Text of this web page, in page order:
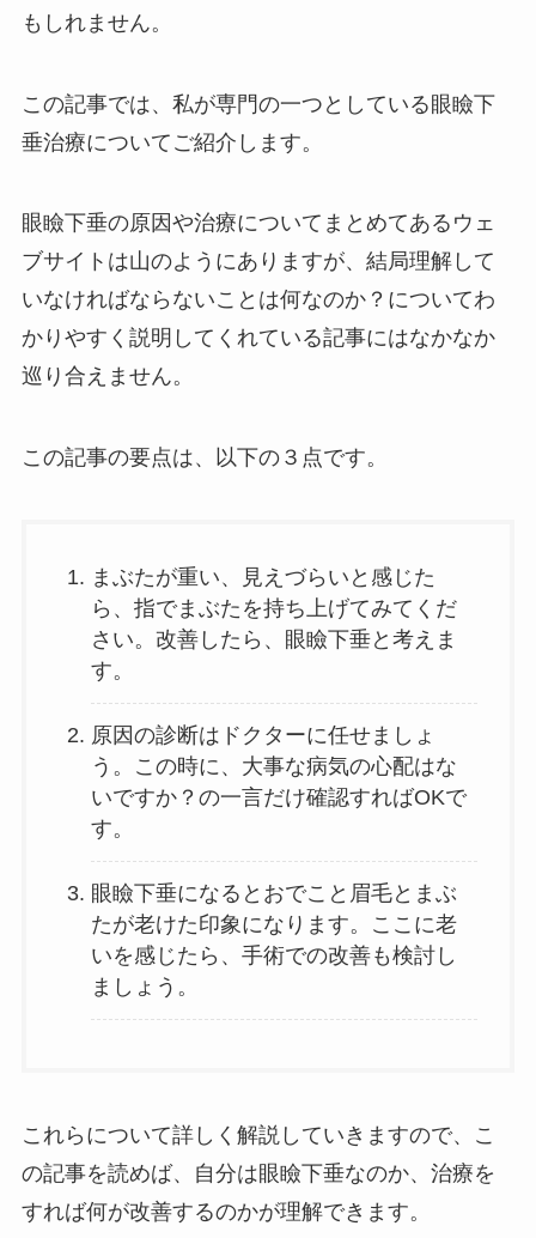
もしれません。
この記事では、私が専門の一つとしている眼瞼下
垂治療についてご紹介します。
眼瞼下垂の原因や治療についてまとめてあるウェ
ブサイトは山のようにありますが、結局理解して
いなければならないことは何なのか？についてわ
かりやすく説明してくれている記事にはなかなか
巡り合えません。
この記事の要点は、以下の３点です。
まぶたが重い、見えづらいと感じた
ら、指でまぶたを持ち上げてみてくだ
さい。改善したら、眼瞼下垂と考えま
す。
原因の診断はドクターに任せましょ
う。この時に、大事な病気の心配はな
いですか？の一言だけ確認すればOKで
す。
眼瞼下垂になるとおでこと眉毛とまぶ
たが老けた印象になります。ここに老
いを感じたら、手術での改善も検討し
ましょう。
これらについて詳しく解説していきますので、こ
の記事を読めば、自分は眼瞼下垂なのか、治療を
すれば何が改善するのかが理解できます。